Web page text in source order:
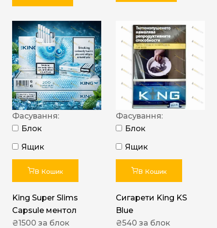
Фасування:
Блок
Ящик
В Кошик
King Super Slims
Capsule ментол
₴1500 за блок
Фасування:
Блок
Ящик
В Кошик
Сигарети King KS
Blue
₴540 за блок